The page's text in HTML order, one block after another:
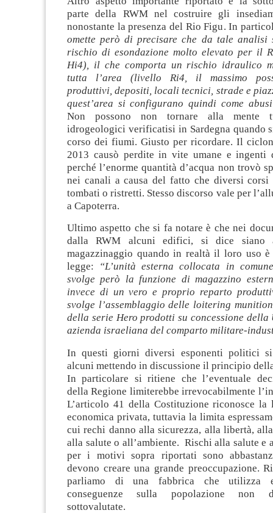
parte della RWM nel costruire gli
nonostante la presenza del Rio Figu. In
omette però di precisare che da tale
rischio di esondazione molto elevato per il
Hi4), il che comporta un rischio idraulico
tutta l’area (livello Ri4, il massimo
produttivi, depositi, locali tecnici, strade e
quest’area si configurano quindi come
Non possono non tornare alla mente
idrogeologici verificatisi in Sardegna quando
corso dei fiumi. Giusto per ricordare. Il
2013 causò perdite in vite umane e ingenti
perché l’enorme quantità d’acqua non trovò
nei canali a causa del fatto che diversi corsi
tombati o ristretti. Stesso discorso vale per
a Capoterra.
Ultimo aspetto che si fa notare è che nei
dalla RWM alcuni edifici, si dice siano
magazzinaggio quando in realtà il loro uso
legge: “L’unità esterna collocata in
svolge però la funzione di magazzino
invece di un vero e proprio reparto
svolge l’assemblaggio delle loitering
della serie Hero prodotti su concessione della
azienda israeliana del comparto militare-
In questi giorni diversi esponenti politici si
alcuni mettendo in discussione il principio
In particolare si ritiene che l’eventuale
della Regione limiterebbe irrevocabilmente
L’articolo 41 della Costituzione riconosce
economica privata, tuttavia la limita
cui rechi danno alla sicurezza, alla libertà,
alla salute o all’ambiente. Rischi alla salute e
per i motivi sopra riportati sono
devono creare una grande preoccupazione.
parliamo di una fabbrica che utilizza
conseguenze sulla popolazione non
sottovalutate.